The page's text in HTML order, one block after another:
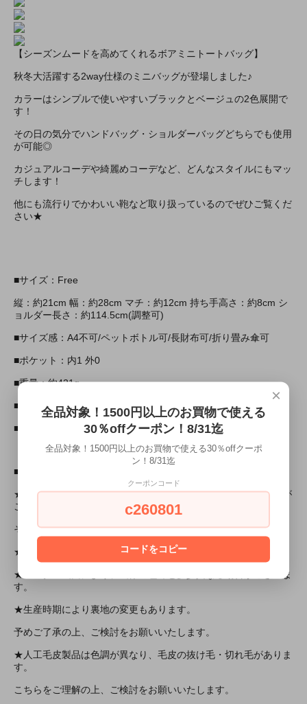
【シーズンムードを高めてくれるボアミニトートバッグ】
秋冬大活躍する2way仕様のミニバッグが登場しました♪
カラーはシンプルで使いやすいブラックとベージュの2色展開で
す！
その日の気分でハンドバッグ・ショルダーバッグどちらでも使用
が可能◎
カジュアルコーデや綺麗めコーデなど、どんなスタイルにもマッ
チします！
他にも流行りでかわいい鞄など取り扱っているのでぜひご覧くだ
さい★
■サイズ：Free
縦：約21cm 幅：約28cm マチ：約12cm 持ち手高さ：約8cm シ
ョルダー長さ：約114.5cm(調整可)
■サイズ感：A4不可/ペットボトル可/長財布可/折り畳み傘可
■ポケット：内1 外0
■重量：約421g
■素材：本体：ポリエステル
■原産国：中国
■注意事項：
★海外製品につき開封時、接着剤などきつめの臭いがすることが
ございます。
その際、使用前に風通しされることをおすすめします。
★平置きでの採寸の為、若干の誤差が生じる可能性があります。
★モニター画面により、画像の色味と多少異なる場合がございま
す。
★生産時期により裏地の変更もあります。
予めご了承の上、ご検討をお願いいたします。
★人工毛皮製品は色調が異なり、毛皮の抜け毛・切れ毛がありま
す。
こちらをご理解の上、ご検討をお願いいたします。
×
全品対象！1500円以上のお買物で使える
30％offクーポン！8/31迄
全品対象！1500円以上のお買物で使える30％offクーポ
ン！8/31迄
クーポンコード
c260801
コードをコピー